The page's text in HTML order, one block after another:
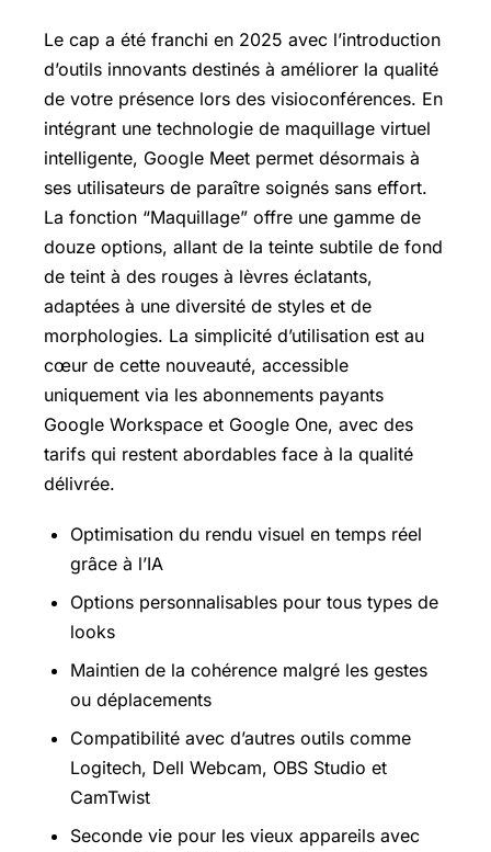
Le cap a été franchi en 2025 avec l’introduction
d’outils innovants destinés à améliorer la qualité
de votre présence lors des visioconférences. En
intégrant une technologie de maquillage virtuel
intelligente, Google Meet permet désormais à
ses utilisateurs de paraître soignés sans effort.
La fonction “Maquillage” offre une gamme de
douze options, allant de la teinte subtile de fond
de teint à des rouges à lèvres éclatants,
adaptées à une diversité de styles et de
morphologies. La simplicité d’utilisation est au
cœur de cette nouveauté, accessible
uniquement via les abonnements payants
Google Workspace et Google One, avec des
tarifs qui restent abordables face à la qualité
délivrée.
Optimisation du rendu visuel en temps réel
grâce à l’IA
Options personnalisables pour tous types de
looks
Maintien de la cohérence malgré les gestes
ou déplacements
Compatibilité avec d’autres outils comme
Logitech, Dell Webcam, OBS Studio et
CamTwist
Seconde vie pour les vieux appareils avec